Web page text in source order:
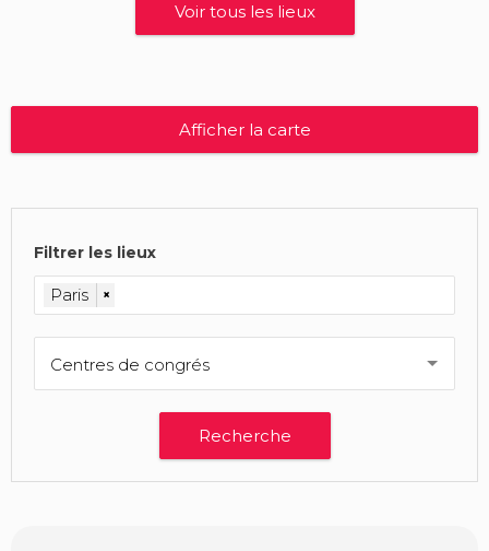
Voir tous les lieux
Afficher la carte
Filtrer les lieux
Paris ×
Centres de congrés